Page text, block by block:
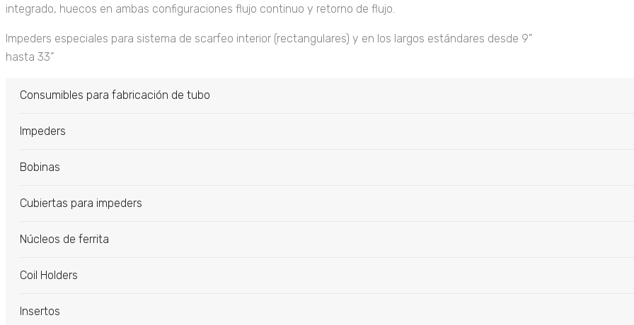
integrado, huecos en ambas configuraciones flujo continuo y retorno de flujo.
Impeders especiales para sistema de scarfeo interior (rectangulares) y en los largos estándares desde 9”
hasta 33”
Consumibles para fabricación de tubo
Impeders
Bobinas
Cubiertas para impeders
Núcleos de ferrita
Coil Holders
Insertos